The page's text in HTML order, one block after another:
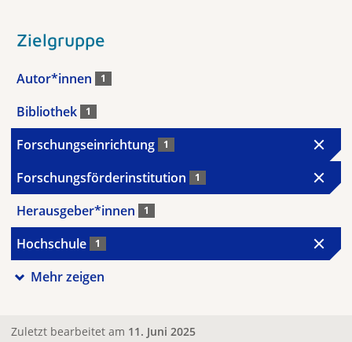
Zielgruppe
Autor*innen 1
Bibliothek 1
Forschungseinrichtung 1
Forschungsförderinstitution 1
Herausgeber*innen 1
Hochschule 1
Mehr zeigen
Zuletzt bearbeitet am 11. Juni 2025